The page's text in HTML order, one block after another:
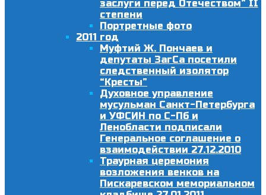
заслуги перед Отечеством” II
степени
Портретные фото
2011 год
Муфтий Ж. Пончаев и
депутаты ЗагСа посетили
следственный изолятор
“Кресты”
Духовное управление
мусульман Санкт-Петербурга
и УФСИН по С-Пб и
Ленобласти подписали
Генеральное соглашение о
взаимодействии 27.12.2010
Траурная церемония
возложения венков на
Пискаревском мемориальном